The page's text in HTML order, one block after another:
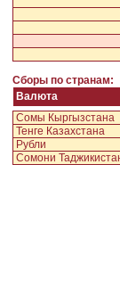
Сборы по странам:
Валюта
Сомы Кыргызстана
Тенге Казахстана
Рубли
Сомони